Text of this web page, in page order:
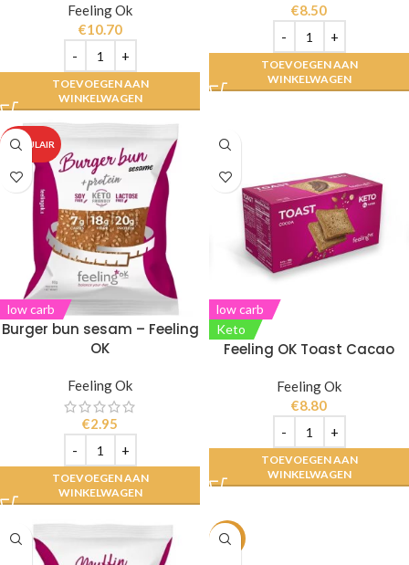
Feeling Ok
€10.70
TOEVOEGEN AAN
WINKELWAGEN
€8.50
TOEVOEGEN AAN
WINKELWAGEN
POPULAIR
low carb
Burger bun sesam – Feeling
OK
Feeling Ok
€2.95
TOEVOEGEN AAN
WINKELWAGEN
low carb
Keto
Feeling OK Toast Cacao
Feeling Ok
€8.80
TOEVOEGEN AAN
WINKELWAGEN
-11%